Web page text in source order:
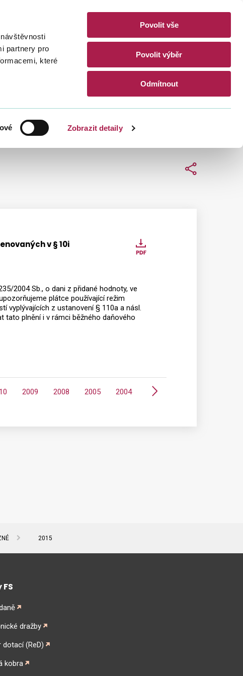
partnery pro
které
Zobrazit detaily
Povolit vše
Povolit výběr
Odmítnout
CZ EN
Sdílet
v § 10i
2004 Sb., o dani z přidané hodnoty, ve
plátce používající režim
vyplývajících z ustanovení § 110a a násl.
tato plnění i v rámci běžného daňového
2009 2008 2005 2004 Další
2015
dražby
dotací (ReD)
kobra